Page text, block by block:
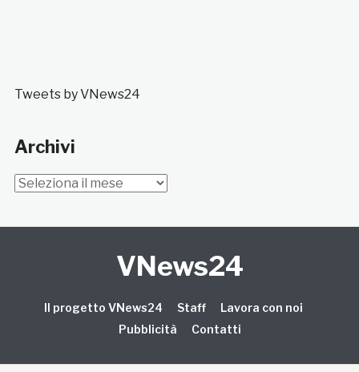
Tweets by VNews24
Archivi
Archivi
VNews24
Il progetto VNews24 Staff
Lavora con noi
Pubblicità
Contatti